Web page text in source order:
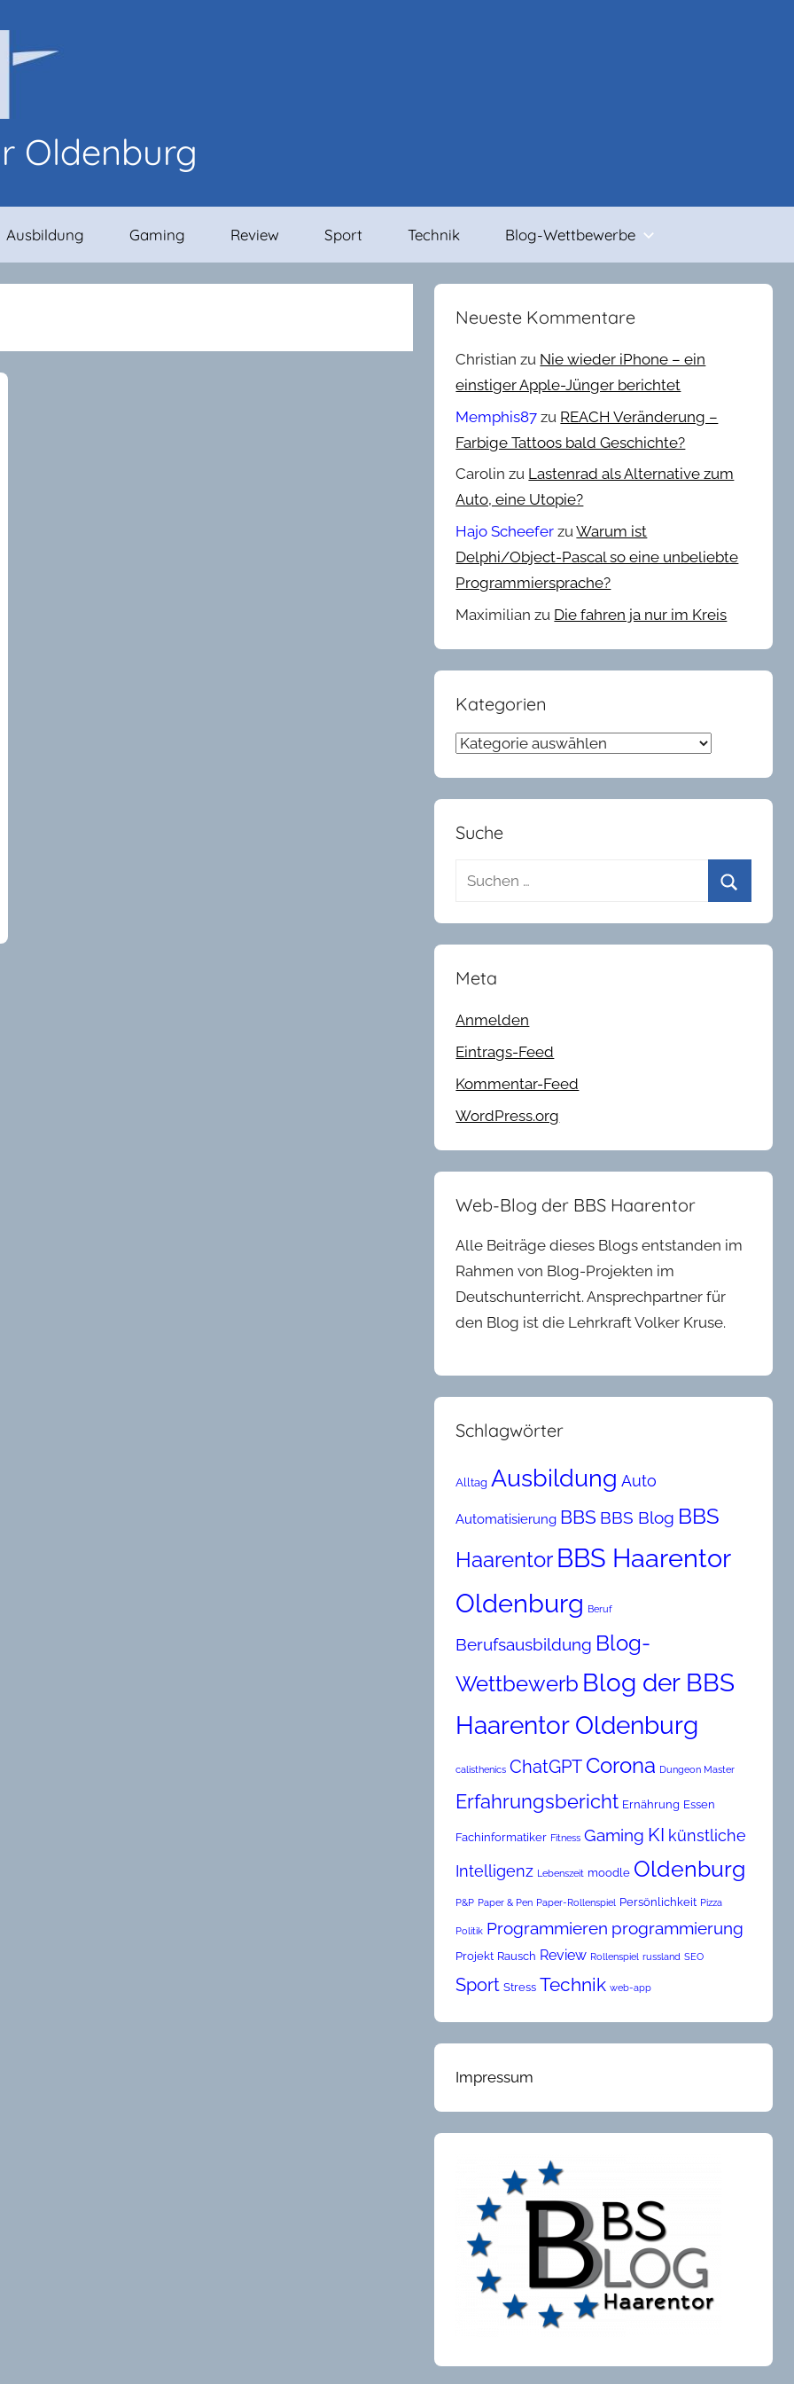
Oldenburg
Ausbildung Gaming Review Sport Technik Blog-Wettbewerbe
Neueste Kommentare
Christian zu Nie wieder iPhone – ein
einstiger Apple-Jünger berichtet
Memphis87 zu REACH Veränderung –
Farbige Tattoos bald Geschichte?
Carolin zu Lastenrad als Alternative zum
Auto, eine Utopie?
Hajo Scheefer zuWarum ist
Delphi/Object-Pascal so eine unbeliebte
Programmiersprache?
Maximilian zu Die fahren ja nur im Kreis
Kategorien
Kategorien
Suche
Suchen
Meta
Anmelden
Eintrags-Feed
Kommentar-Feed
WordPress.org
Web-Blog der BBS Haarentor
Alle Beiträge dieses Blogs entstanden im
Rahmen von Blog-Projekten im
Deutschunterricht. Ansprechpartner für
den Blog ist die Lehrkraft Volker Kruse.
Schlagwörter
Alltag Ausbildung Auto
Automatisierung BBS BBS Blog BBS
Haarentor BBS Haarentor
Oldenburg Beruf
Berufsausbildung Blog-
Wettbewerb Blog der BBS
Haarentor Oldenburg
calisthenics ChatGPT Corona Dungeon Master
Erfahrungsbericht Ernährung Essen
Fachinformatiker Fitness Gaming KI künstliche
Intelligenz Lebenszeit moodle Oldenburg
P&P Paper & Pen Paper-Rollenspiel Persönlichkeit Pizza
Politik Programmieren programmierung
Projekt Rausch Review Rollenspiel russland SEO
Sport Stress Technik web-app
Impressum